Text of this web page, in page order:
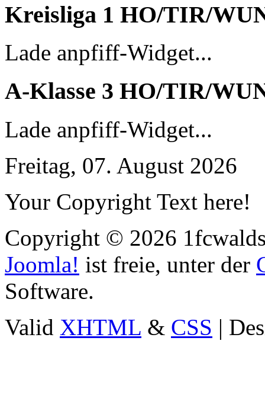
Kreisliga 1 HO/TIR/
Lade anpfiff-Widget...
A-Klasse 3 HO/TIR/
Lade anpfiff-Widget...
Freitag, 07. August 2026
Your Copyright Text here!
Copyright © 2026
Joomla! ist freie, unter der
Software.
Valid XHTML & CSS |